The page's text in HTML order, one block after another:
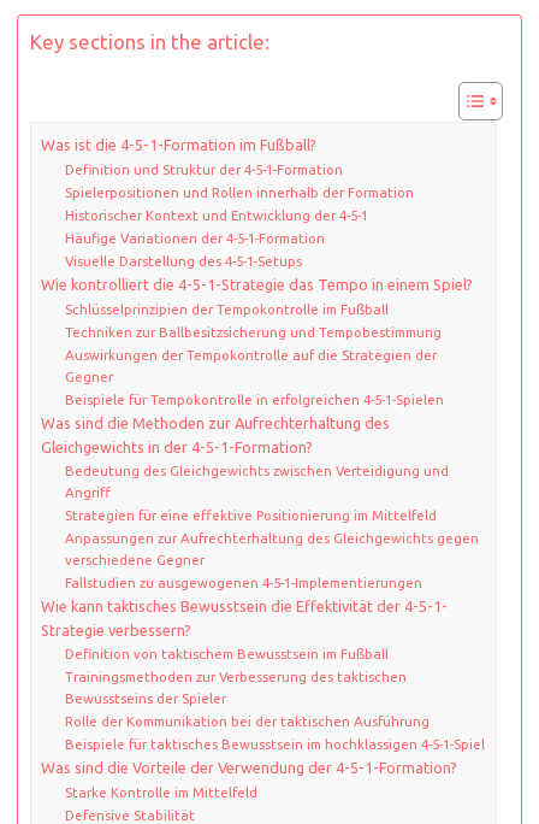
Key sections in the article:
Was ist die 4-5-1-Formation im Fußball?
Definition und Struktur der 4-5-1-Formation
Spielerpositionen und Rollen innerhalb der Formation
Historischer Kontext und Entwicklung der 4-5-1
Häufige Variationen der 4-5-1-Formation
Visuelle Darstellung des 4-5-1-Setups
Wie kontrolliert die 4-5-1-Strategie das Tempo in einem Spiel?
Schlüsselprinzipien der Tempokontrolle im Fußball
Techniken zur Ballbesitzsicherung und Tempobestimmung
Auswirkungen der Tempokontrolle auf die Strategien der
Gegner
Beispiele für Tempokontrolle in erfolgreichen 4-5-1-Spielen
Was sind die Methoden zur Aufrechterhaltung des
Gleichgewichts in der 4-5-1-Formation?
Bedeutung des Gleichgewichts zwischen Verteidigung und
Angriff
Strategien für eine effektive Positionierung im Mittelfeld
Anpassungen zur Aufrechterhaltung des Gleichgewichts gegen
verschiedene Gegner
Fallstudien zu ausgewogenen 4-5-1-Implementierungen
Wie kann taktisches Bewusstsein die Effektivität der 4-5-1-
Strategie verbessern?
Definition von taktischem Bewusstsein im Fußball
Trainingsmethoden zur Verbesserung des taktischen
Bewusstseins der Spieler
Rolle der Kommunikation bei der taktischen Ausführung
Beispiele für taktisches Bewusstsein im hochklassigen 4-5-1-Spiel
Was sind die Vorteile der Verwendung der 4-5-1-Formation?
Starke Kontrolle im Mittelfeld
Defensive Stabilität